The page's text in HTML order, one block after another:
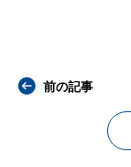
前の記事